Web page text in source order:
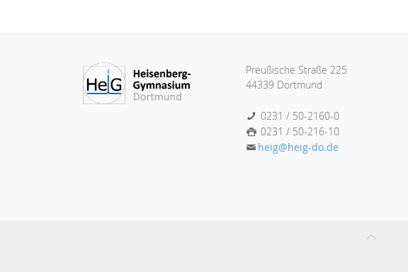
Preußische Straße 225
44339 Dortmund
0231 / 50-2160-0
0231 / 50-216-10
heig@heig-do.de